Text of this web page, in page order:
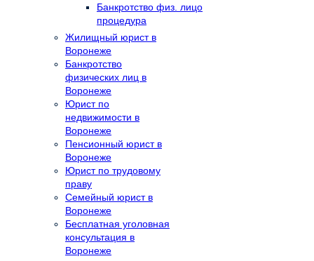
Банкротство физ. лицо
процедура
Жилищный юрист в
Воронеже
Банкротство
физических лиц в
Воронеже
Юрист по
недвижимости в
Воронеже
Пенсионный юрист в
Воронеже
Юрист по трудовому
праву
Семейный юрист в
Воронеже
Бесплатная уголовная
консультация в
Воронеже